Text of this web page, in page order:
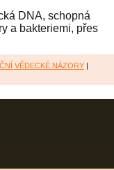
DNA, schopná
a bakteriemi, přes
VĚDECKÉ NÁZORY |